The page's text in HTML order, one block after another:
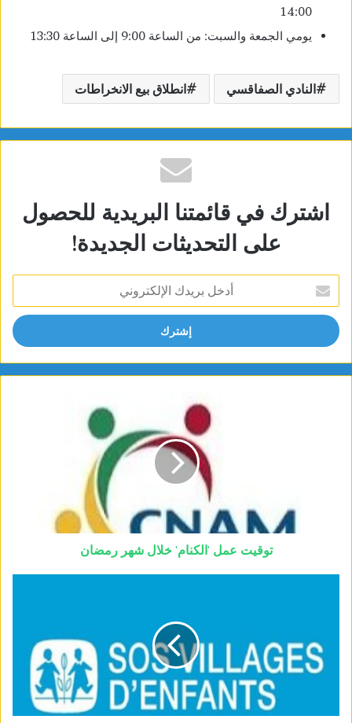
14:00
يومي الجمعة والسبت: من الساعة 9:00 إلى الساعة 13:30
النادي الصفاقسي انطلاق بيع الانخراطات
اشترك في قائمتنا البريدية للحصول
على التحديثات الجديدة!
بريدك
الإلكتروني
توقيت عمل 'الكنام' خلال شهر رمضان